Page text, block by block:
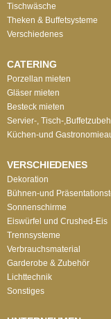
Tischwäsche
Theken & Buffetsysteme
Verschiedenes
CATERING
Porzellan mieten
Gläser mieten
Besteck mieten
Servier-, Tisch-
Küchen-und
VERSCHIEDENES
Dekoration
Bühnen-und
Sonnenschirme
Eiswürfel und Crushed-Eis
Trennsysteme
Verbrauchsmaterial
Garderobe & Zubehör
Lichttechnik
Sonstiges